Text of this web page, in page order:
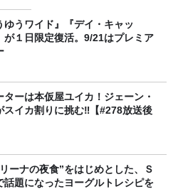
ゆうワイド』『デイ・キャッ
が１日限定復活。9/21はプレミア
ターは本仮屋ユイカ！ジェーン・
スイカ割りに挑む‼【#278放送後
ーナの夜食”をはじめとした、Ｓ
話題になったヨーグルトレシピを